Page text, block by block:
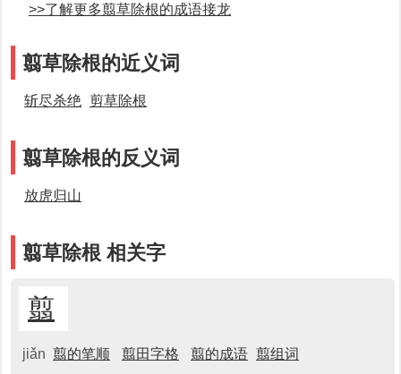
>>了解更多翦草除根的成语接龙
翦草除根的近义词
斩尽杀绝 剪草除根
翦草除根的反义词
放虎归山
翦草除根 相关字
翦
jiǎn 翦的笔顺 翦田字格 翦的成语 翦组词